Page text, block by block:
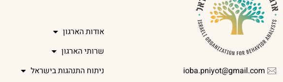
ioba.pniyot@gmail.com
אודות הארגון
שרותי הארגון
ניתוח התנהגות בישראל